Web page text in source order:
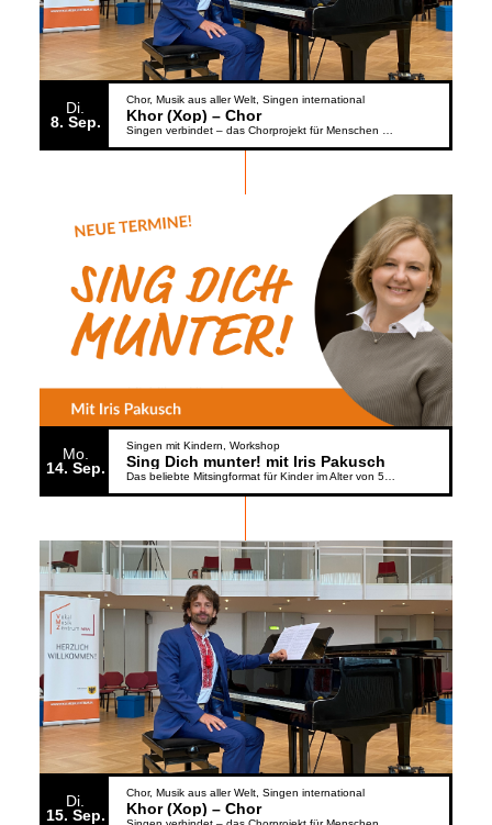
Di.
8 Sep.
Chor Musik aus aller Welt Singen international
Khor (Xop) – Chor
Mo.
14 Sep.
Singen mit Kindern Workshop
Sing Dich munter! mit Iris Pakusch
Das beliebte Mitsingformat für Kinder im Alter von 5 bis 6 Jahren geht weiter
Di.
15 Sep.
Chor Musik aus aller Welt Singen international
Khor (Xop) – Chor